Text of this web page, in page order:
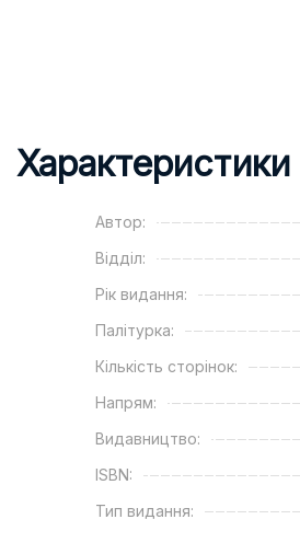
Характеристики
Автор:
Відділ:
Рік видання:
Палітурка:
Кількість сторінок:
Напрям:
Видавництво:
ISBN:
Тип видання: